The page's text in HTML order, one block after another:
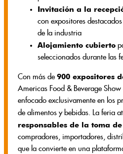
Invitación a la
con expositores
de la industria
Alojamiento cubierto
seleccionados durante las
Con más de 900 expositores
Americas Food & Beverage
enfocado exclusivamente en los
de alimentos y bebidas. La feria
responsables de la toma
compradores, importadores,
que la convierte en una